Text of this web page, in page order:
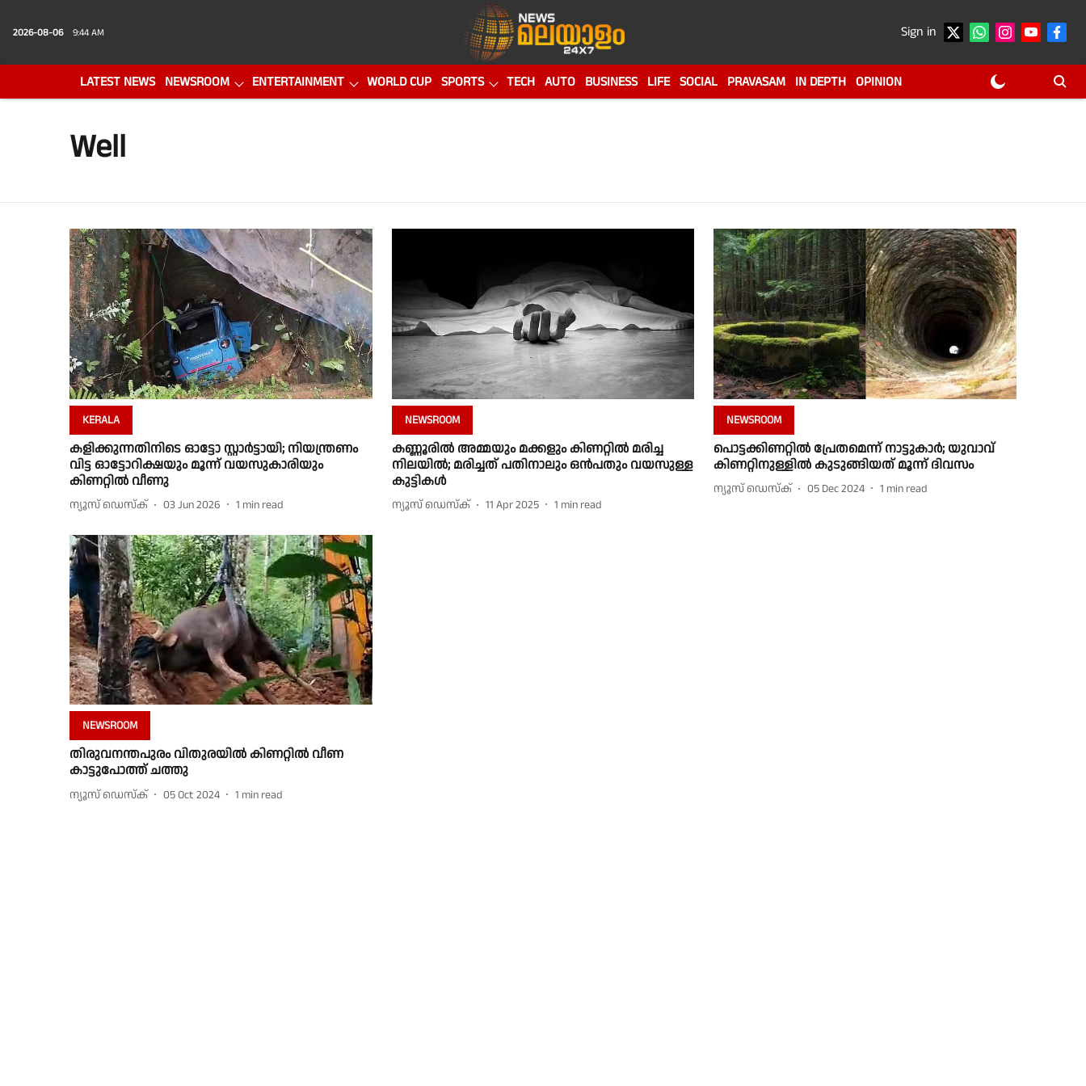
2026-08-06 9:44 AM Sign in
LATEST NEWS NEWSROOM ENTERTAINMENT WORLD CUP SPORTS TECH AUTO BUSINESS LIFE SOCIAL PRAVASAM IN DEPTH OPINION
Well
KERALA
കളിക്കുന്നതിനിടെ ഓട്ടോ സ്റ്റാര്‍ട്ടായി; നിയന്ത്രണം
വിട്ട ഓട്ടോറിക്ഷയും മൂന്ന് വയസുകാരിയും
കിണറ്റില്‍ വീണു
ന്യൂസ് ഡെസ്ക് 03 Jun 2026 1 min read
NEWSROOM
കണ്ണൂരില്‍ അമ്മയും മക്കളും കിണറ്റില്‍ മരിച്ച
നിലയില്‍; മരിച്ചത് പതിനാലും ഒന്‍പതും വയസുള്ള
കുട്ടികള്‍
ന്യൂസ് ഡെസ്ക് 11 Apr 2025 1 min read
NEWSROOM
പൊട്ടക്കിണറ്റില്‍ പ്രേതമെന്ന് നാട്ടുകാര്‍; യുവാവ്
കിണറ്റിനുള്ളില്‍ കുടുങ്ങിയത് മൂന്ന് ദിവസം
ന്യൂസ് ഡെസ്ക് 05 Dec 2024 1 min read
NEWSROOM
തിരുവനന്തപുരം വിതുരയിൽ കിണറ്റിൽ വീണ
കാട്ടുപോത്ത് ചത്തു
ന്യൂസ് ഡെസ്ക് 05 Oct 2024 1 min read